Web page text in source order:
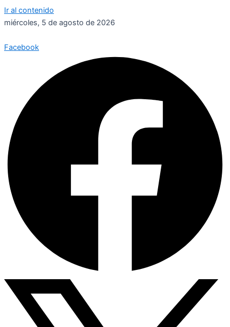
Ir al contenido
miércoles, 5 de agosto de 2026
Facebook